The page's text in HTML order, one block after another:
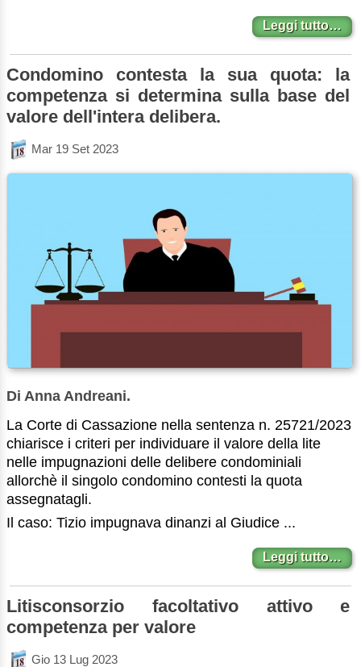
Leggi tutto…
Condomino contesta la sua quota: la
competenza si determina sulla base del
valore dell'intera delibera.
Mar 19 Set 2023
Di Anna Andreani.
La Corte di Cassazione nella sentenza n. 25721/2023
chiarisce i criteri per individuare il valore della lite
nelle impugnazioni delle delibere condominiali
allorchè il singolo condomino contesti la quota
assegnatagli.
Il caso: Tizio impugnava dinanzi al Giudice ...
Leggi tutto…
Litisconsorzio facoltativo attivo e
competenza per valore
Gio 13 Lug 2023